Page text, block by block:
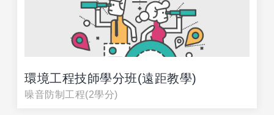
環境工程技師學分班(遠距教學)
噪音防制工程(2學分)